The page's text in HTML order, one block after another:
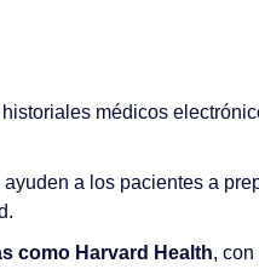
médicos
ayuden a los pacientes a
como Harvard Health,